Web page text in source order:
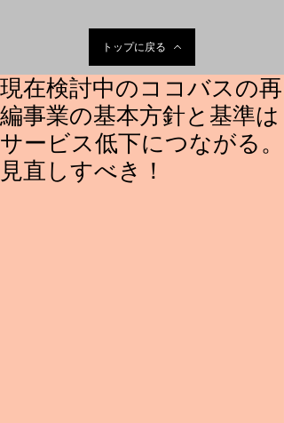
トップに戻る
現在検討中のココバスの再
編事業の基本方針と基準は
サービス低下につながる。
見直しすべき！